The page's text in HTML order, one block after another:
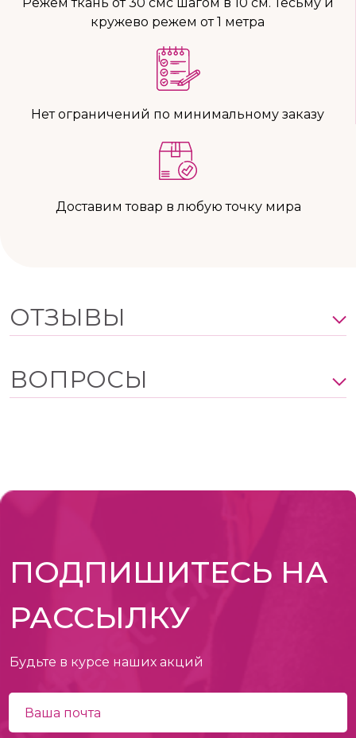
Режем ткань от 30 смс шагом в 10 см. Тесьму и
кружево режем от 1 метра
Нет ограничений по минимальному заказу
Доставим товар в любую точку мира
ОТЗЫВЫ
ВОПРОСЫ
ПОДПИШИТЕСЬ НА
РАССЫЛКУ
Будьте в курсе наших акций